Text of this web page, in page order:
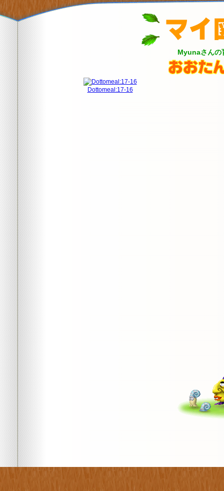
Myunaさんの
Dottomeal:17-16